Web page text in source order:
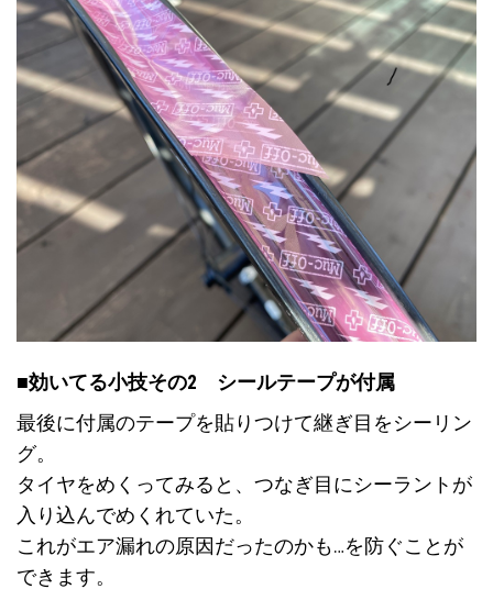
■効いてる小技その2 シールテープが付属
最後に付属のテープを貼りつけて継ぎ目をシーリン
グ。
タイヤをめくってみると、つなぎ目にシーラントが
入り込んでめくれていた。
これがエア漏れの原因だったのかも…を防ぐことが
できます。